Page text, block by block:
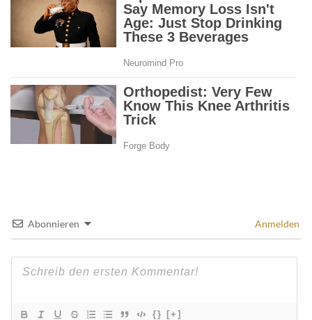
Abonnieren Anmelden
{} [+]